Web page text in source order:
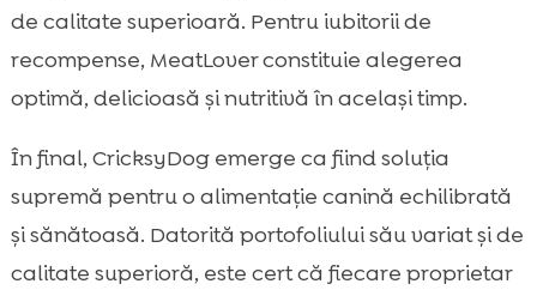
de calitate superioară. Pentru iubitorii de
recompense, MeatLover constituie alegerea
optimă, delicioasă și nutritivă în același timp.
În final, CricksyDog emerge ca fiind soluția
supremă pentru o alimentație canină echilibrată
și sănătoasă. Datorită portofoliului său variat și de
calitate superioră, este cert că fiecare proprietar